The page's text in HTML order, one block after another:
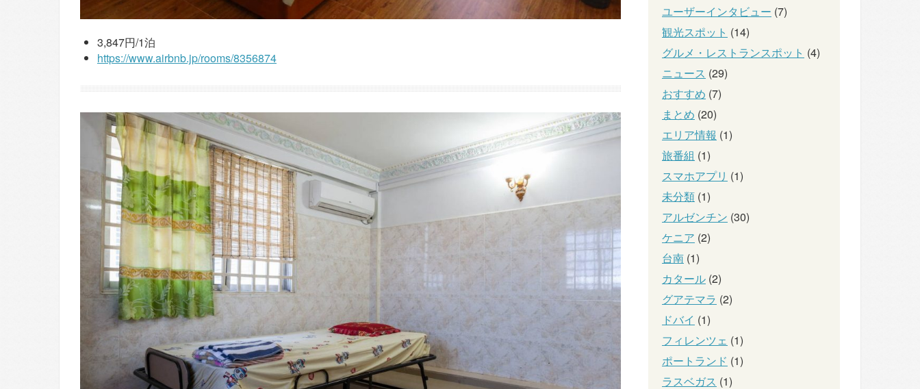
3,847円/1泊
https://www.airbnb.jp/rooms/8356874
ユーザーインタビュー (7)
観光スポット (14)
グルメ・レストランスポット (4)
ニュース (29)
おすすめ (7)
まとめ (20)
エリア情報 (1)
旅番組 (1)
スマホアプリ (1)
未分類 (1)
アルゼンチン (30)
ケニア (2)
台南 (1)
カタール (2)
グアテマラ (2)
ドバイ (1)
フィレンツェ (1)
ポートランド (1)
ラスベガス (1)